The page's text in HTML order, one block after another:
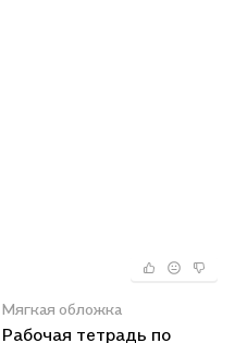
Мягкая обложка
Рабочая тетрадь по